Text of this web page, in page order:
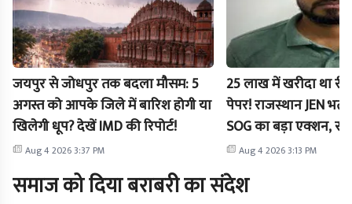
जयपुर से जोधपुर तक बदला मौसम: 5
अगस्त को आपके जिले में बारिश होगी या
खिलेगी धूप? देखें IMD की रिपोर्ट!
Aug 4 2026 3:37 PM
25 लाख में खरीदा था
पेपर! राजस्थान JEN
SOG का बड़ा एक्शन,
गिरफ्तार
Aug 4 2026 3:13 PM
समाज को दिया बराबरी का संदेश